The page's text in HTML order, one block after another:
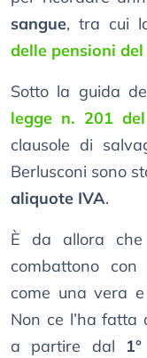
sangue, tra cui
delle pensioni
Sotto la guida
legge n. 201
clausole di
Berlusconi sono
aliquote IVA.
È da allora
combattono
come una vera e
Non ce l’ha fatta
a partire dal